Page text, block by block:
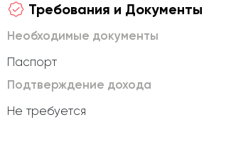
Требования и Документы
Необходимые документы
Паспорт
Подтверждение дохода
Не требуется